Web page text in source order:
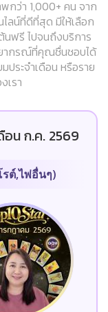
กว่า 1,000+ คน จาก
ลน์ที่ดีที่สุด มีให้เลือก
นฟรี ไปจนถึงบริการ
ากรณ์ที่คุณชื่นชอบได้
ระจำเดือน หรือราย
เรา
น ก.ค. 2569
ต์,ไพ่อื่นๆ)